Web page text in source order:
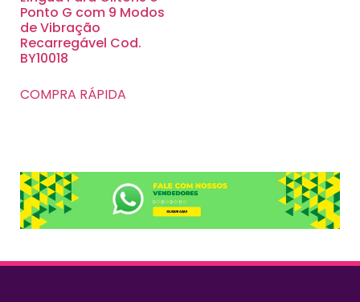
Ponto G com 9 Modos
de Vibração
Recarregável Cod.
BY10018
COMPRA RÁPIDA